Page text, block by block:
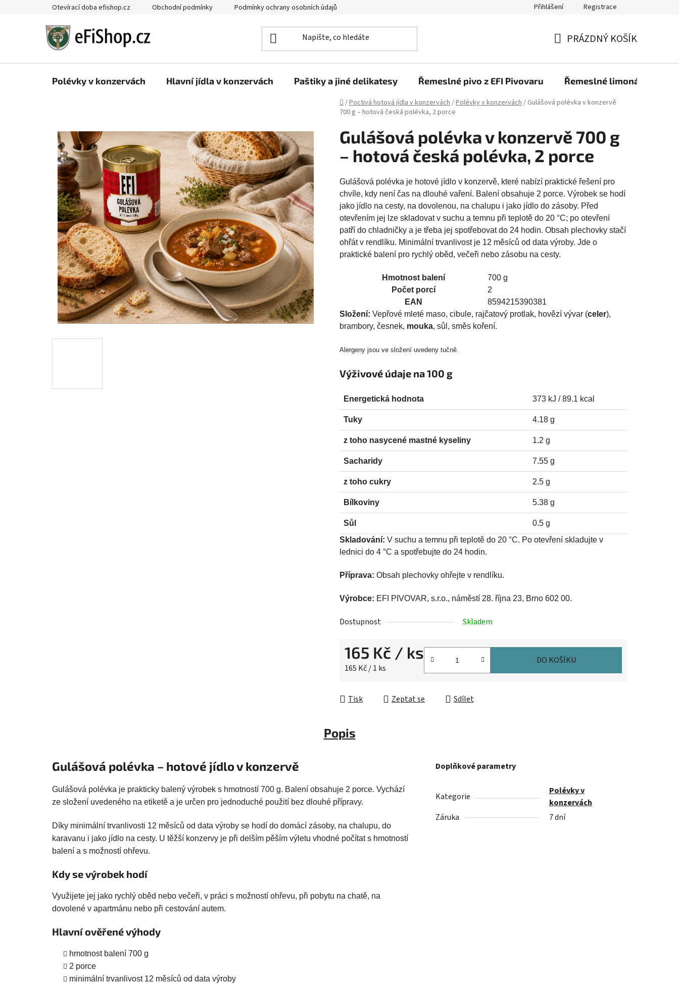
Otevírací doba efishop.cz Obchodní podmínky Podmínky ochrany osobních údajů Přihlášení Registrace
KOŠÍK
PRÁZDNÝ KOŠÍK
Polévky v konzervách Hlavní jídla v konzervách Paštiky a jiné delikatesy Řemeslné pivo z EFI Pivovaru Řemeslné limonády z EFI
Domů
/Poctivá hotová jídla v konzervách/Polévky v konzervách/ Gulášová polévka v konzervě
700 g – hotová česká polévka, 2 porce
Gulášová polévka v konzervě 700 g
– hotová česká polévka, 2 porce
Gulášová polévka je hotové jídlo v konzervě, které nabízí praktické řešení pro
chvíle, kdy není čas na dlouhé vaření. Balení obsahuje 2 porce. Výrobek se hodí
jako jídlo na cesty, na dovolenou, na chalupu i jako jídlo do zásoby. Před
otevřením jej lze skladovat v suchu a temnu při teplotě do 20 °C; po otevření
patří do chladničky a je třeba jej spotřebovat do 24 hodin. Obsah plechovky stačí
ohřát v rendlíku. Minimální trvanlivost je 12 měsíců od data výroby. Jde o
praktické balení pro rychlý oběd, večeři nebo zásobu na cesty.
Hmotnost balení
700 g
Počet porcí
2
EAN
8594215390381
Složení: Vepřové mleté maso, cibule, rajčatový protlak, hovězí vývar (celer),
brambory, česnek, mouka, sůl, směs koření.
Alergeny jsou ve složení uvedeny tučně.
Výživové údaje na 100 g
Energetická hodnota 373 kJ / 89.1 kcal
Tuky 4.18 g
z toho nasycené mastné kyseliny 1.2 g
Sacharidy 7.55 g
z toho cukry 2.5 g
Bílkoviny 5.38 g
Sůl
0.5 g
Skladování: V suchu a temnu při teplotě do 20 °C. Po otevření skladujte v
lednici do 4 °C a spotřebujte do 24 hodin.
Příprava: Obsah plechovky ohřejte v rendlíku.
Výrobce: EFI PIVOVAR, s.r.o., náměstí 28. října 23, Brno 602 00.
Dostupnost Skladem
165 Kč / ks
Měrná cena:
165 Kč / 1 ks
DO KOŠÍKU
Tisk Zeptat se Sdílet
Popis
Gulášová polévka – hotové jídlo v konzervě
Gulášová polévka je prakticky balený výrobek s hmotností 700 g. Balení obsahuje 2 porce. Vychází
ze složení uvedeného na etiketě a je určen pro jednoduché použití bez dlouhé přípravy.
Díky minimální trvanlivosti 12 měsíců od data výroby se hodí do domácí zásoby, na chalupu, do
karavanu i jako jídlo na cesty. U těžší konzervy je při delším pěším výletu vhodné počítat s hmotností
balení a s možností ohřevu.
Kdy se výrobek hodí
Využijete jej jako rychlý oběd nebo večeři, v práci s možností ohřevu, při pobytu na chatě, na
dovolené v apartmánu nebo při cestování autem.
Hlavní ověřené výhody
hmotnost balení 700 g
2 porce
minimální trvanlivost 12 měsíců od data výroby
Doplňkové parametry
Kategorie
Polévky v
konzervách
Záruka
7 dní